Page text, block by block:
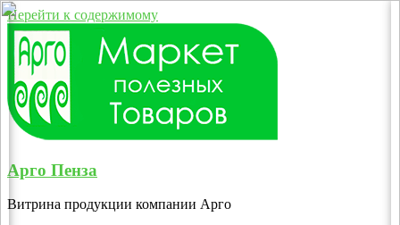
Перейти к содержимому
Арго Пенза
Витрина продукции компании Арго